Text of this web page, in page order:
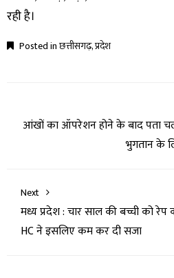
रही है।
Posted inछत्तीसगढ़,प्रदेश
आंखों का ऑपरेशन होने के बाद पता
भुगतान के
Next
मध्य प्रदेश : चार साल की बच्ची को रेप
HC ने इसलिए कम कर दी सजा